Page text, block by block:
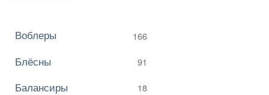
Воблеры 166
Блёсны 91
Балансиры 18